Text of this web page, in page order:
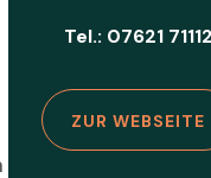
Tel.: 07621
ZUR WEBSEITE